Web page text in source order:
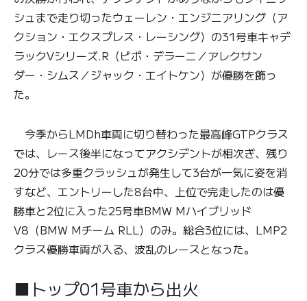
シュまで走り切ったウェーレン・エンジニアリング（ア
クション・エクスプレス・レーシング）の31号車キャデ
ラックVシリーズ.R（ピポ・デラーニ／アレクサン
ダー・シムス／ジャック・エイトケン）が優勝を飾っ
た。
今季からLMDh車両に切り替わった最高峰GTPクラス
では、レース後半になってアクシデントが相次ぎ、残り
20分では多重クラッシュが発生して3台が一気に姿を消
すなど、エントリーした8台中、上位で完走したのは優
勝車と2位に入った25号車BMW Mハイブリッド
V8（BMW Mチーム RLL）のみ。総合3位には、LMP2
クラス優勝車両が入る、波乱のレースとなった。
■トップ01号車から出火